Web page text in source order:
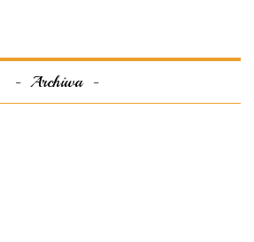
Archiwa